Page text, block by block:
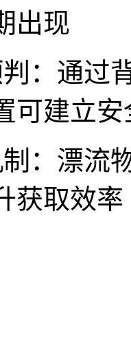
出现
：通过
可建立安
：漂流
获取效率